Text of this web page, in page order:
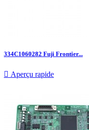
334C1060282 Fuji Frontier...
 Aperçu rapide